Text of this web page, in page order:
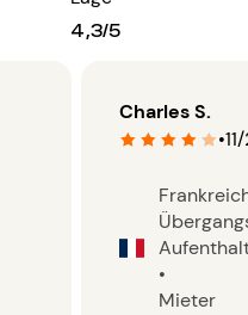
4,3/5
Charles S.
•
•
Mieter